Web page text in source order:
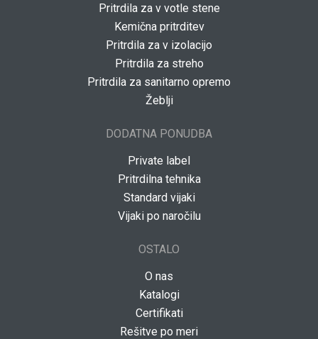
Pritrdila za v votle stene
Kemična pritrditev
Pritrdila za v izolacijo
Pritrdila za streho
Pritrdila za sanitarno opremo
Žeblji
DODATNA PONUDBA
Private label
Pritrdilna tehnika
Standard vijaki
Vijaki po naročilu
OSTALO
O nas
Katalogi
Certifikati
Rešitve po meri